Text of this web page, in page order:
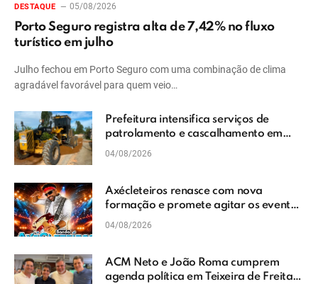
DESTAQUE 05/08/2026
Porto Seguro registra alta de 7,42% no fluxo
turístico em julho
Julho fechou em Porto Seguro com uma combinação de clima
agradável favorável para quem veio…
Prefeitura intensifica serviços de
patrolamento e cascalhamento em
Vera Cruz
04/08/2026
Axécleteiros renasce com nova
formação e promete agitar os eventos
do Extremo Sul da Bahia
04/08/2026
ACM Neto e João Roma cumprem
agenda política em Teixeira de Freitas